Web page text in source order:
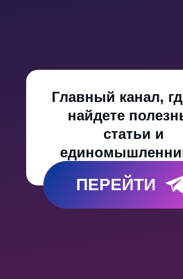
Главный канал,
найдете
статьи и
ПЕРЕЙТИ